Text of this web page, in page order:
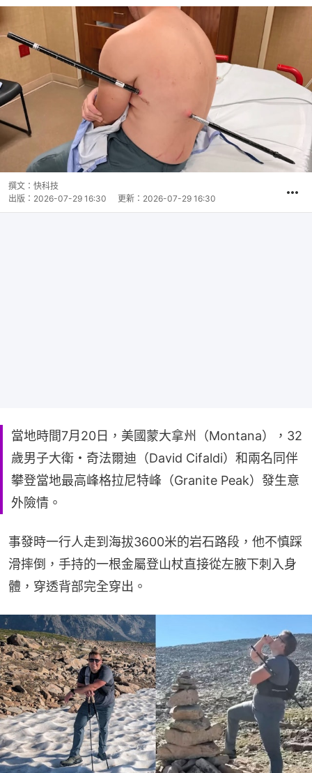
撰文： 快科技
出版： 2026-07-29 16:30 更新： 2026-07-29 16:30
當地時間7月20日，美國蒙大拿州（Montana），32
歲男子大衛・奇法爾迪（David Cifaldi）和兩名同伴
攀登當地最高峰格拉尼特峰（Granite Peak）發生意
外險情。
事發時一行人走到海拔3600米的岩石路段，他不慎踩
滑摔倒，手持的一根金屬登山杖直接從左腋下刺入身
體，穿透背部完全穿出。